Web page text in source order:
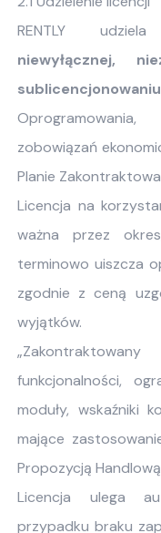
RENTLY
niewyłącznej,
sublicencjonowaniu
zobowiązań
Planie
Licencja na
ważna przez
terminowo uiszcza
zgodnie z ceną
wyjątków.
funkcjonalności,
moduły, wskaźniki
mające
Propozycją
Licencja ulega
przypadku braku